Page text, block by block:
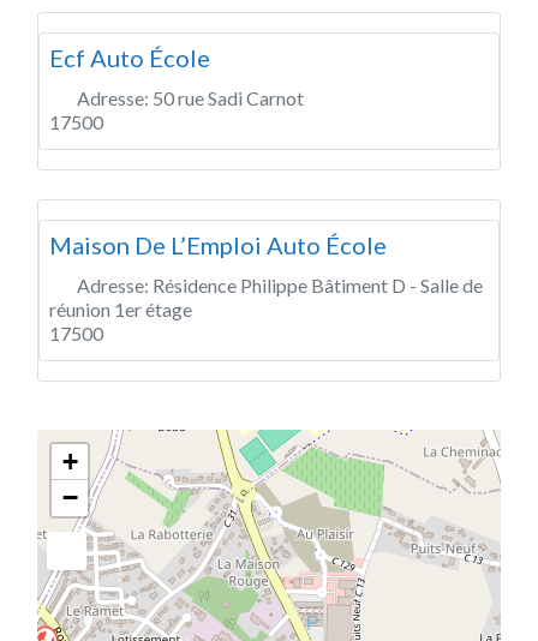
Ecf Auto École
Adresse: 50 rue Sadi Carnot
17500
Maison De L’Emploi Auto École
Adresse: Résidence Philippe Bâtiment D - Salle de
réunion 1er étage
17500
+
−